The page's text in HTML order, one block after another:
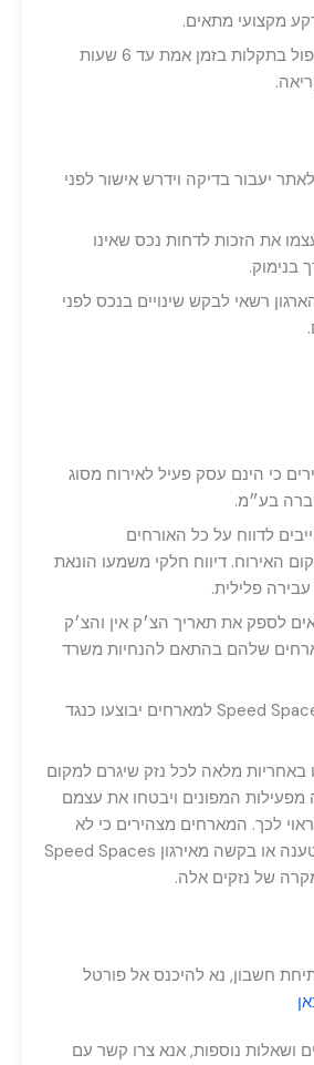
מקצועי מתאים.
אדם האמון לטיפול בתקלות בזמן אמת עד 6 שעות
יעבור בדיקה וידרש אישור לפני
את הזכות לדחות נכס שאינו
בנימוק.
רשאי לבקש שינויים בנכס לפני
כי הינם עסק פעיל לאירוח מסוג
בע״מ.
לדווח על כל האורחים
האירוח. דיווח חלקי משמעו הונאת
פלילית.
לספק את תאריך הצ׳ק אין והצ׳ק
שלהם בהתאם להנחיות משרד
התשלומים מSpeed Spaces למארחים יבוצעו כנגד
באחריות מלאה לכל נזק שיגרם למקום
מפעילות המפונים ויבטחו את עצמם
לכך. המארחים מצהירים כי לא
תהיה להם כל טענה או בקשה מאירגון Speed Spaces
של נזקים אלה.
חשבון, נא להיכנס אל פורטל
ושאלות נוספות, אנא צרו קשר עם